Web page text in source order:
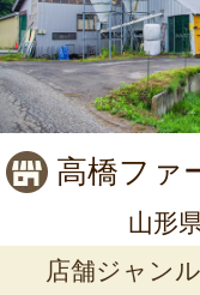
高橋ファ
山形
店舗ジャンル